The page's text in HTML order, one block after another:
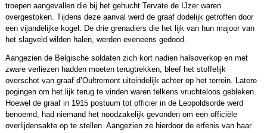
troepen aangevallen die bij het gehucht Tervate de IJzer waren
overgestoken. Tijdens deze aanval werd de graaf dodelijk getroffen door
een vijandelijke kogel. De drie grenadiers die het lijk van hun majoor van
het slagveld wilden halen, werden eveneens gedood.
Aangezien de Belgische soldaten zich kort nadien halsoverkop en met
zware verliezen hadden moeten terugtrekken, bleef het stoffelijk
overschot van graaf d’Oultremont uiteindelijk achter op het terrein. Latere
pogingen om het lijk terug te vinden waren telkens vruchteloos gebleken.
Hoewel de graaf in 1915 postuum tot officier in de Leopoldsorde werd
benoemd, had niemand het noodzakelijk gevonden om een officiële
overlijdensakte op te stellen. Aangezien ze hierdoor de erfenis van haar